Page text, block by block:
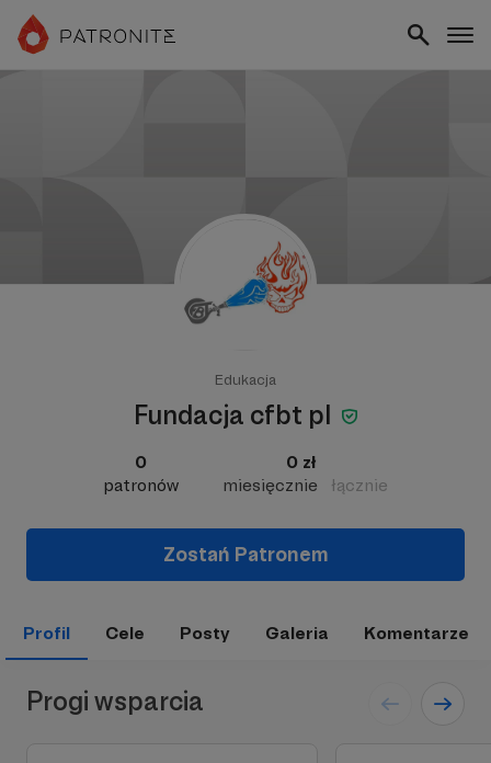
Edukacja
Fundacja cfbt pl
0
patronów
0 zł
miesięcznie
łącznie
Zostań Patronem
Profil Cele Posty Galeria Komentarze
Progi wsparcia